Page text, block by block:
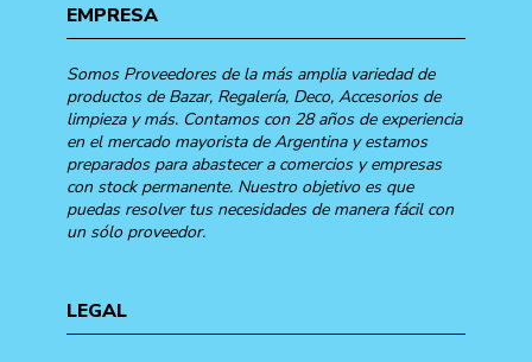
EMPRESA
Somos Proveedores de la más amplia variedad de
productos de Bazar, Regalería, Deco, Accesorios de
limpieza y más. Contamos con 28 años de experiencia
en el mercado mayorista de Argentina y estamos
preparados para abastecer a comercios y empresas
con stock permanente. Nuestro objetivo es que
puedas resolver tus necesidades de manera fácil con
un sólo proveedor.
LEGAL